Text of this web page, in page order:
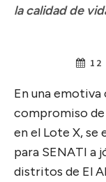
la calidad de
12
En una
compromiso de
en el Lote X, se
para SENATI a
distritos de El